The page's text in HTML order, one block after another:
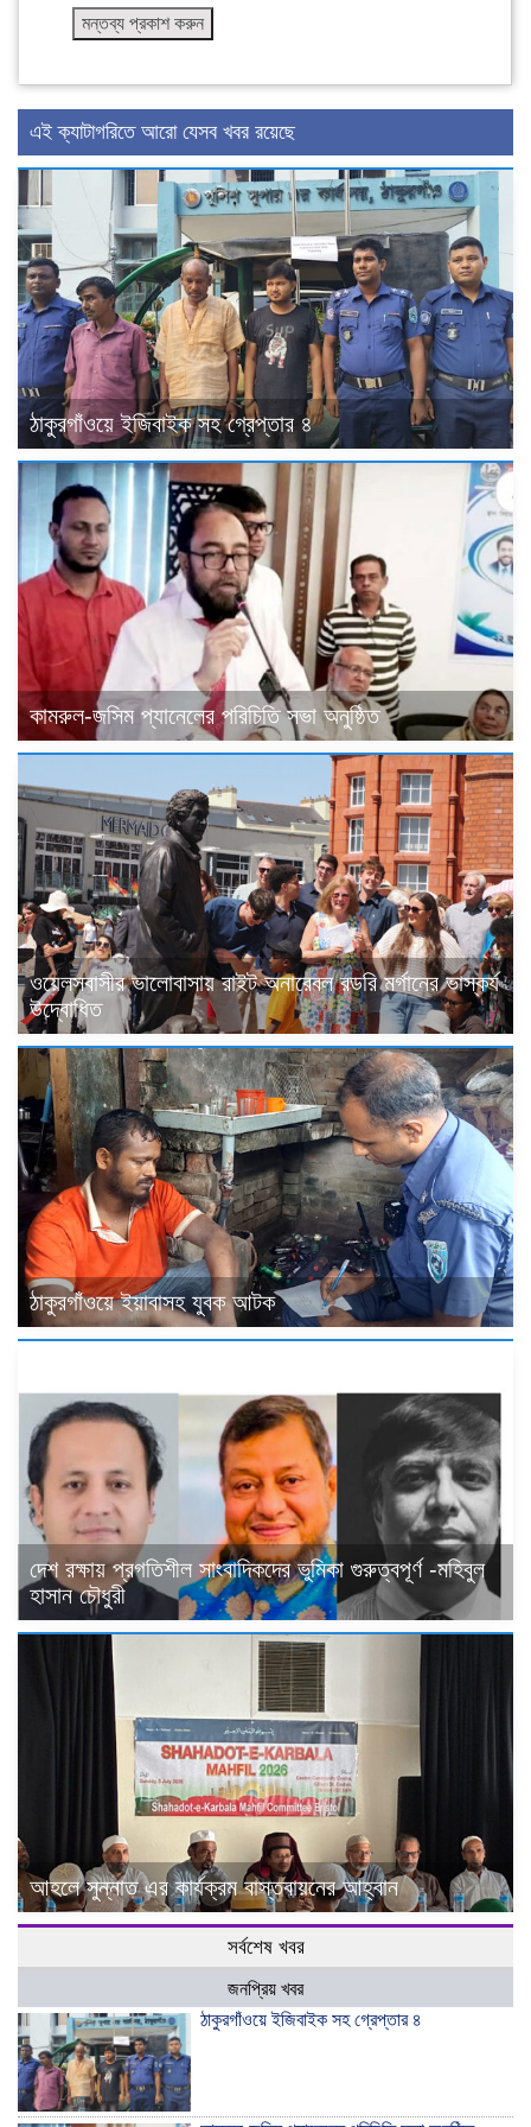
এই ক্যাটাগরিতে আরো যেসব খবর রয়েছে
ঠাকুরগাঁওয়ে ইজিবাইক সহ গ্রেপ্তার ৪
কামরুল-জসিম প্যানেলের পরিচিতি সভা অনুষ্ঠিত
ওয়েলসবাসীর ভালোবাসায় রাইট অনারেবল রডরি মর্গানের ভাস্কর্য
উদ্বোধিত
ঠাকুরগাঁওয়ে ইয়াবাসহ যুবক আটক
দেশ রক্ষায় প্রগতিশীল সাংবাদিকদের ভুমিকা গুরুত্বপূর্ণ -মহিবুল
হাসান চৌধুরী
আহলে সুন্নাত এর কার্যক্রম বাস্তবায়নের আহ্বান
সর্বশেষ খবর
জনপ্রিয় খবর
ঠাকুরগাঁওয়ে ইজিবাইক সহ গ্রেপ্তার ৪